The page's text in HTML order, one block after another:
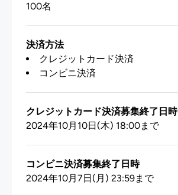
100名
決済方法
クレジットカード決済
コンビニ決済
クレジットカード決済募集終了日時
2024年10月10日(木) 18:00まで
コンビニ決済募集終了日時
2024年10月7日(月) 23:59まで